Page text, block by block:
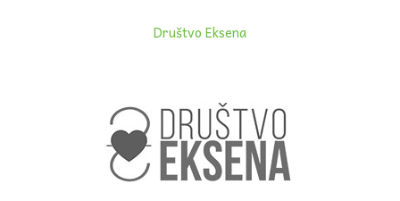
Društvo Eksena